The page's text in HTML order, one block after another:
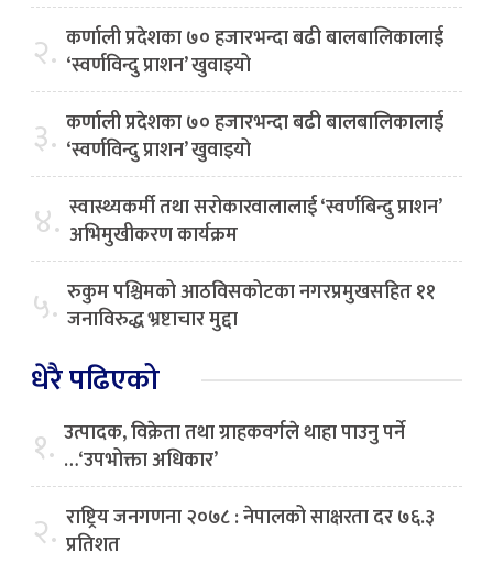
२. कर्णाली प्रदेशका ७० हजारभन्दा बढी बालबालिकालाई
‘स्वर्णविन्दु प्राशन’ खुवाइयो
३. कर्णाली प्रदेशका ७० हजारभन्दा बढी बालबालिकालाई
‘स्वर्णविन्दु प्राशन’ खुवाइयो
४. स्वास्थ्यकर्मी तथा सरोकारवालालाई ‘स्वर्णबिन्दु प्राशन’
अभिमुखीकरण कार्यक्रम
५. रुकुम पश्चिमको आठविसकोटका नगरप्रमुखसहित ११
जनाविरुद्ध भ्रष्टाचार मुद्दा
धेरै पढिएको
१. उत्पादक, विक्रेता तथा ग्राहकवर्गले थाहा पाउनु पर्ने
…‘उपभोक्ता अधिकार’
२. राष्ट्रिय जनगणना २०७८ : नेपालको साक्षरता दर ७६.३
प्रतिशत